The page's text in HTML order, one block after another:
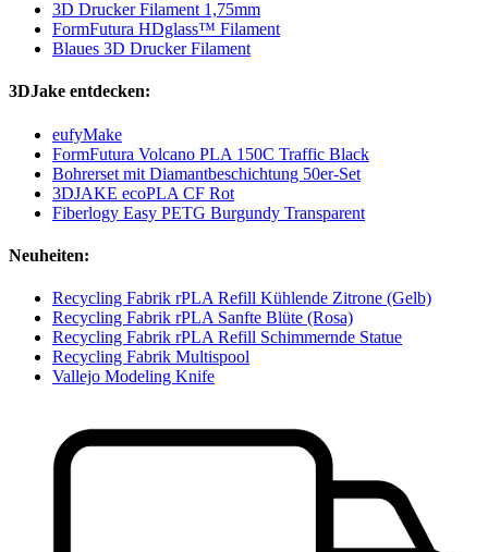
3D Drucker Filament 1,75mm
FormFutura HDglass™ Filament
Blaues 3D Drucker Filament
3DJake entdecken:
eufyMake
FormFutura Volcano PLA 150C Traffic Black
Bohrerset mit Diamantbeschichtung 50er-Set
3DJAKE ecoPLA CF Rot
Fiberlogy Easy PETG Burgundy Transparent
Neuheiten:
Recycling Fabrik rPLA Refill Kühlende Zitrone (Gelb)
Recycling Fabrik rPLA Sanfte Blüte (Rosa)
Recycling Fabrik rPLA Refill Schimmernde Statue
Recycling Fabrik Multispool
Vallejo Modeling Knife